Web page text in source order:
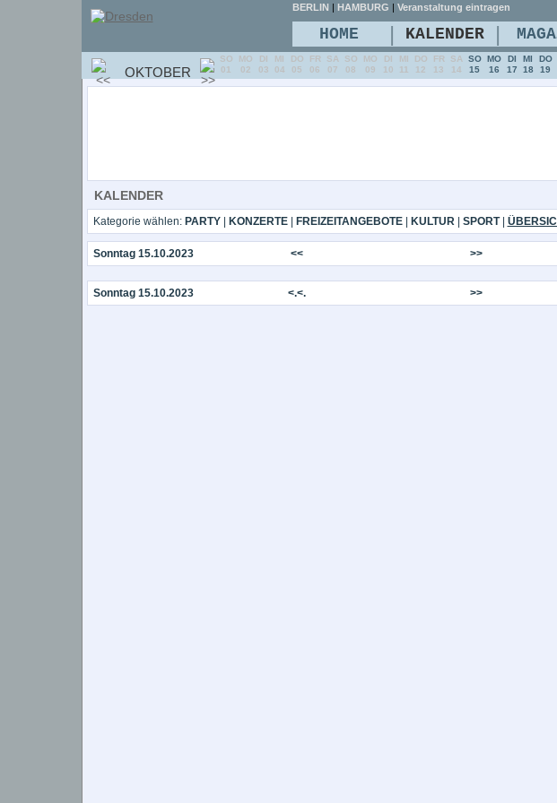
KALENDER
Kategorie wählen: PARTY| KONZERTE| FREIZEITANGEBOTE| KULTUR| SPORT|
Sonntag 15.10.2023 << >>
Sonntag 15.10.2023 <.<. >>
BERLIN | HAMBURG | Veranstaltung eintragen
HOME | KALENDER |
OKTOBER
SO
01
MO
02
DI
03
MI
04
DO
05
FR
06
SA
07
SO
08
MO
09
DI
10
MI
11
DO
12
FR
13
SA
14
SO
15
MO
16
DI
17
MI
18
DO
19